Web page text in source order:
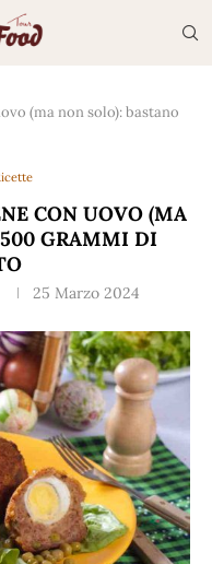
(ma non solo): bastano
CON UOVO (MA
GRAMMI DI
25 Marzo 2024